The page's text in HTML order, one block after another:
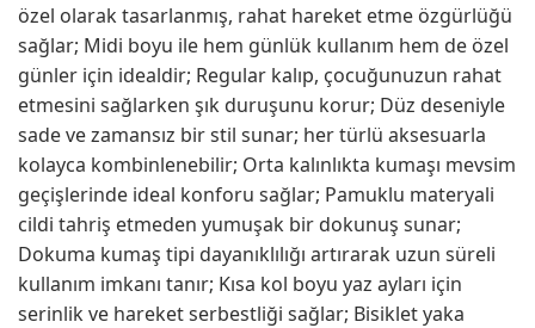
özel olarak tasarlanmış, rahat hareket etme özgürlüğü
sağlar; Midi boyu ile hem günlük kullanım hem de özel
günler için idealdir; Regular kalıp, çocuğunuzun rahat
etmesini sağlarken şık duruşunu korur; Düz deseniyle
sade ve zamansız bir stil sunar; her türlü aksesuarla
kolayca kombinlenebilir; Orta kalınlıkta kumaşı mevsim
geçişlerinde ideal konforu sağlar; Pamuklu materyali
cildi tahriş etmeden yumuşak bir dokunuş sunar;
Dokuma kumaş tipi dayanıklılığı artırarak uzun süreli
kullanım imkanı tanır; Kısa kol boyu yaz ayları için
serinlik ve hareket serbestliği sağlar; Bisiklet yaka